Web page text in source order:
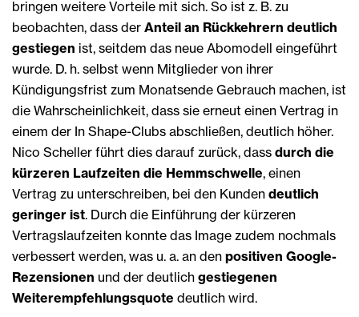
bringen weitere Vorteile mit sich. So ist z. B. zu
beobachten, dass der Anteil an Rückkehrern deutlich
gestiegen ist, seitdem das neue Abomodell eingeführt
wurde. D. h. selbst wenn Mitglieder von ihrer
Kündigungsfrist zum Monatsende Gebrauch machen, ist
die Wahrscheinlichkeit, dass sie erneut einen Vertrag in
einem der In Shape-Clubs abschließen, deutlich höher.
Nico Scheller führt dies darauf zurück, dass durch die
kürzeren Laufzeiten die Hemmschwelle, einen
Vertrag zu unterschreiben, bei den Kunden deutlich
geringer ist. Durch die Einführung der kürzeren
Vertragslaufzeiten konnte das Image zudem nochmals
verbessert werden, was u. a. an den positiven Google-
Rezensionen und der deutlich gestiegenen
Weiterempfehlungsquote deutlich wird.